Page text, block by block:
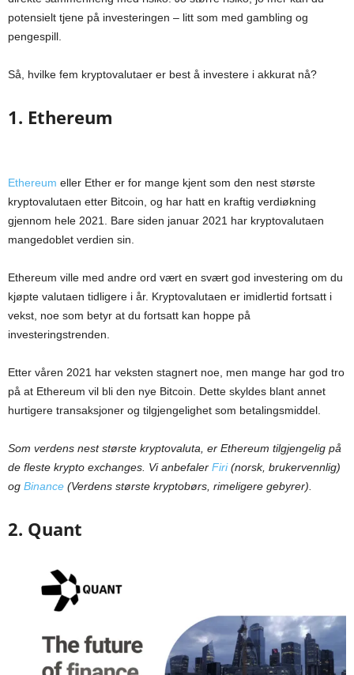
potensielt tjene på investeringen – litt som med gambling og
pengespill.
Så, hvilke fem kryptovalutaer er best å investere i akkurat nå?
1. Ethereum
Ethereum eller Ether er for mange kjent som den nest største
kryptovalutaen etter Bitcoin, og har hatt en kraftig verdiøkning
gjennom hele 2021. Bare siden januar 2021 har kryptovalutaen
mangedoblet verdien sin.
Ethereum ville med andre ord vært en svært god investering om du
kjøpte valutaen tidligere i år. Kryptovalutaen er imidlertid fortsatt i
vekst, noe som betyr at du fortsatt kan hoppe på
investeringstrenden.
Etter våren 2021 har veksten stagnert noe, men mange har god tro
på at Ethereum vil bli den nye Bitcoin. Dette skyldes blant annet
hurtigere transaksjoner og tilgjengelighet som betalingsmiddel.
Som verdens nest største kryptovaluta, er Ethereum tilgjengelig på
de fleste krypto exchanges. Vi anbefaler Firi(norsk, brukervennlig)
og Binance (Verdens største kryptobørs, rimeligere gebyrer).
2. Quant